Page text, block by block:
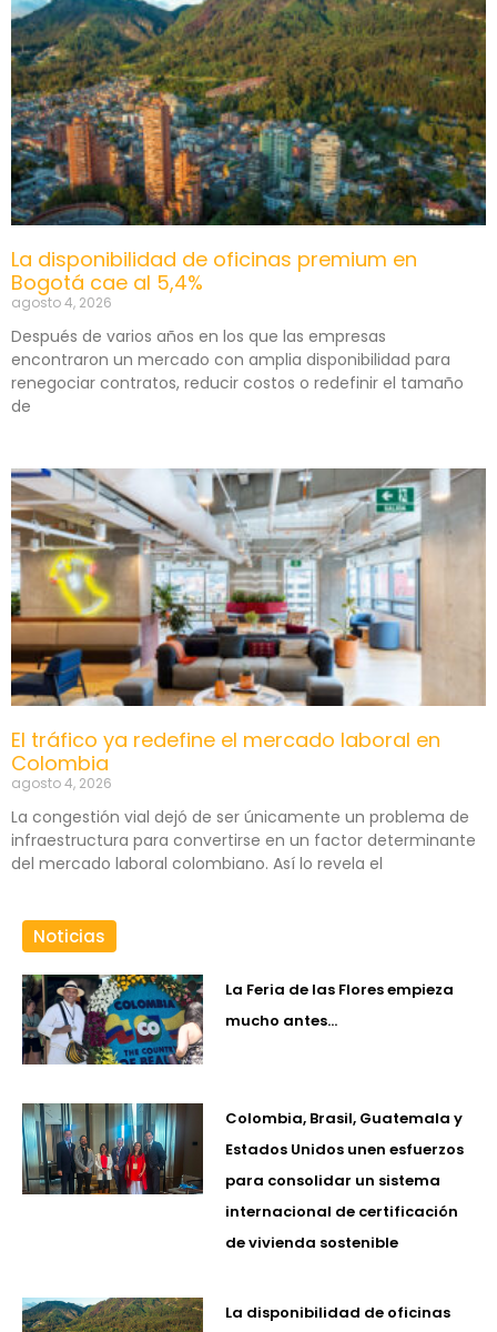
La disponibilidad de oficinas premium en
Bogotá cae al 5,4%
agosto 4, 2026
Después de varios años en los que las empresas
encontraron un mercado con amplia disponibilidad para
renegociar contratos, reducir costos o redefinir el tamaño
de
El tráfico ya redefine el mercado laboral en
Colombia
agosto 4, 2026
La congestión vial dejó de ser únicamente un problema de
infraestructura para convertirse en un factor determinante
del mercado laboral colombiano. Así lo revela el
Noticias
La Feria de las Flores empieza
mucho antes…
Colombia, Brasil, Guatemala y
Estados Unidos unen esfuerzos
para consolidar un sistema
internacional de certificación
de vivienda sostenible
La disponibilidad de oficinas